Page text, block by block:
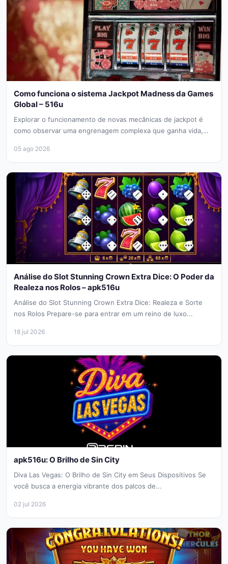
Como funciona o sistema Jackpot Madness da Games
Global – 516u
Explorar o funcionamento de novas mecânicas de jackpot é
como observar uma engrenagem complexa que ganha vida,
05 ago 2026
Análise do Slot Stunning Crown Extra Dice: O Poder da
Realeza nos Rolos – apk516u
Análise do Slot Stunning Crown Extra Dice: Realeza e Sorte
nos Rolos Prepare-se para entrar em um reino de luxo...
18 jul 2026
apk516u: O Brilho de Sin City
Diva Las Vegas: O Brilho de Sin City em Seus Dispositivos Se
você busca a energia vibrante dos palcos de...
02 jul 2026